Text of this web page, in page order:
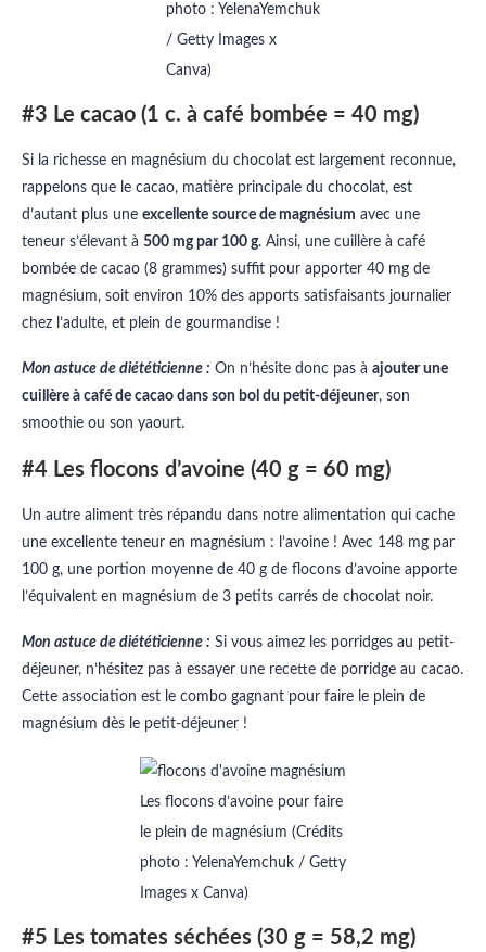
photo : YelenaYemchuk
/ Getty Images x
Canva)
#3 Le cacao (1 c. à café bombée = 40 mg)
Si la richesse en magnésium du chocolat est largement reconnue,
rappelons que le cacao, matière principale du chocolat, est
d’autant plus une excellente source de magnésium avec une
teneur s’élevant à 500 mg par 100 g. Ainsi, une cuillère à café
bombée de cacao (8 grammes) suffit pour apporter 40 mg de
magnésium, soit environ 10% des apports satisfaisants journalier
chez l’adulte, et plein de gourmandise !
Mon astuce de diététicienne : On n’hésite donc pas à ajouter une
cuillère à café de cacao dans son bol du petit-déjeuner, son
smoothie ou son yaourt.
#4 Les flocons d’avoine (40 g = 60 mg)
Un autre aliment très répandu dans notre alimentation qui cache
une excellente teneur en magnésium : l’avoine ! Avec 148 mg par
100 g, une portion moyenne de 40 g de flocons d’avoine apporte
l’équivalent en magnésium de 3 petits carrés de chocolat noir.
Mon astuce de diététicienne : Si vous aimez les porridges au petit-
déjeuner, n’hésitez pas à essayer une recette de porridge au cacao.
Cette association est le combo gagnant pour faire le plein de
magnésium dès le petit-déjeuner !
Les flocons d’avoine pour faire
le plein de magnésium (Crédits
photo : YelenaYemchuk / Getty
Images x Canva)
#5 Les tomates séchées (30 g = 58,2 mg)